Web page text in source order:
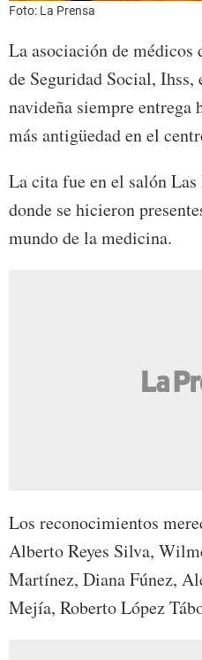
Foto: La Prensa
La asociación de
de Seguridad Social,
navideña siempre entrega
más antigüedad en el
La cita fue en el salón
donde se hicieron
mundo de la medicina.
Los reconocimientos
Alberto Reyes Silva,
Martínez, Diana Fúnez,
Mejía, Roberto López